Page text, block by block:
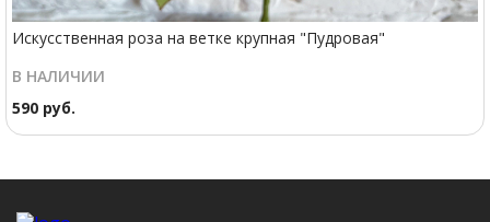
Искусственная роза на ветке крупная "Пудровая"
В НАЛИЧИИ
590 руб.